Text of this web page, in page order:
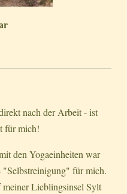
nach der Arbeit - ist
für mich!
den Yogaeinheiten war
"Selbstreinigung" für mich.
Lieblingsinsel Sylt